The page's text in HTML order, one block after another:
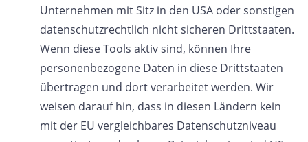
Unternehmen mit Sitz in den USA oder sonstigen
datenschutzrechtlich nicht sicheren Drittstaaten.
Wenn diese Tools aktiv sind, können Ihre
personenbezogene Daten in diese Drittstaaten
übertragen und dort verarbeitet werden. Wir
weisen darauf hin, dass in diesen Ländern kein
mit der EU vergleichbares Datenschutzniveau